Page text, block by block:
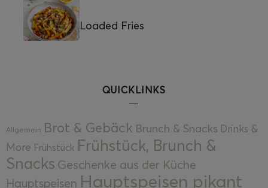
Loaded Fries
QUICKLINKS
Allgemein Brot & Gebäck Brunch & Snacks Drinks &
More Frühstück Frühstück, Brunch &
Snacks Geschenke aus der Küche
Hauptspeisen Hauptspeisen pikant